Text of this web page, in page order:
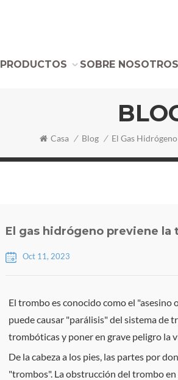
PRODUCTOS SOBRE NOSOTROS
Casa / Blog / El Gas
El gas hidrógeno previene la
Oct 11, 2023
El trombo es conocido como el "asesino
puede causar "parálisis" del sistema de
trombóticas y poner en grave peligro la
De la cabeza a los pies, las partes por
"trombos". La obstrucción del trombo